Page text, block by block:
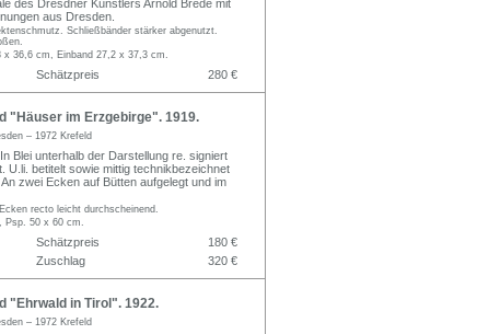
des Dresdner Künstlers Arnold Brede mit
aus Dresden.
Schließbänder stärker abgenutzt.
36,6 cm, Einband 27,2 x 37,3 cm.
Schätzpreis 280 €
"Häuser im Erzgebirge". 1919.
– 1972 Krefeld
Blei unterhalb der Darstellung re. signiert
U.li. betitelt sowie mittig technikbezeichnet
zwei Ecken auf Bütten aufgelegt und im
recto leicht durchscheinend.
Psp. 50 x 60 cm.
Schätzpreis
180 €
Zuschlag
320 €
"Ehrwald in Tirol". 1922.
– 1972 Krefeld